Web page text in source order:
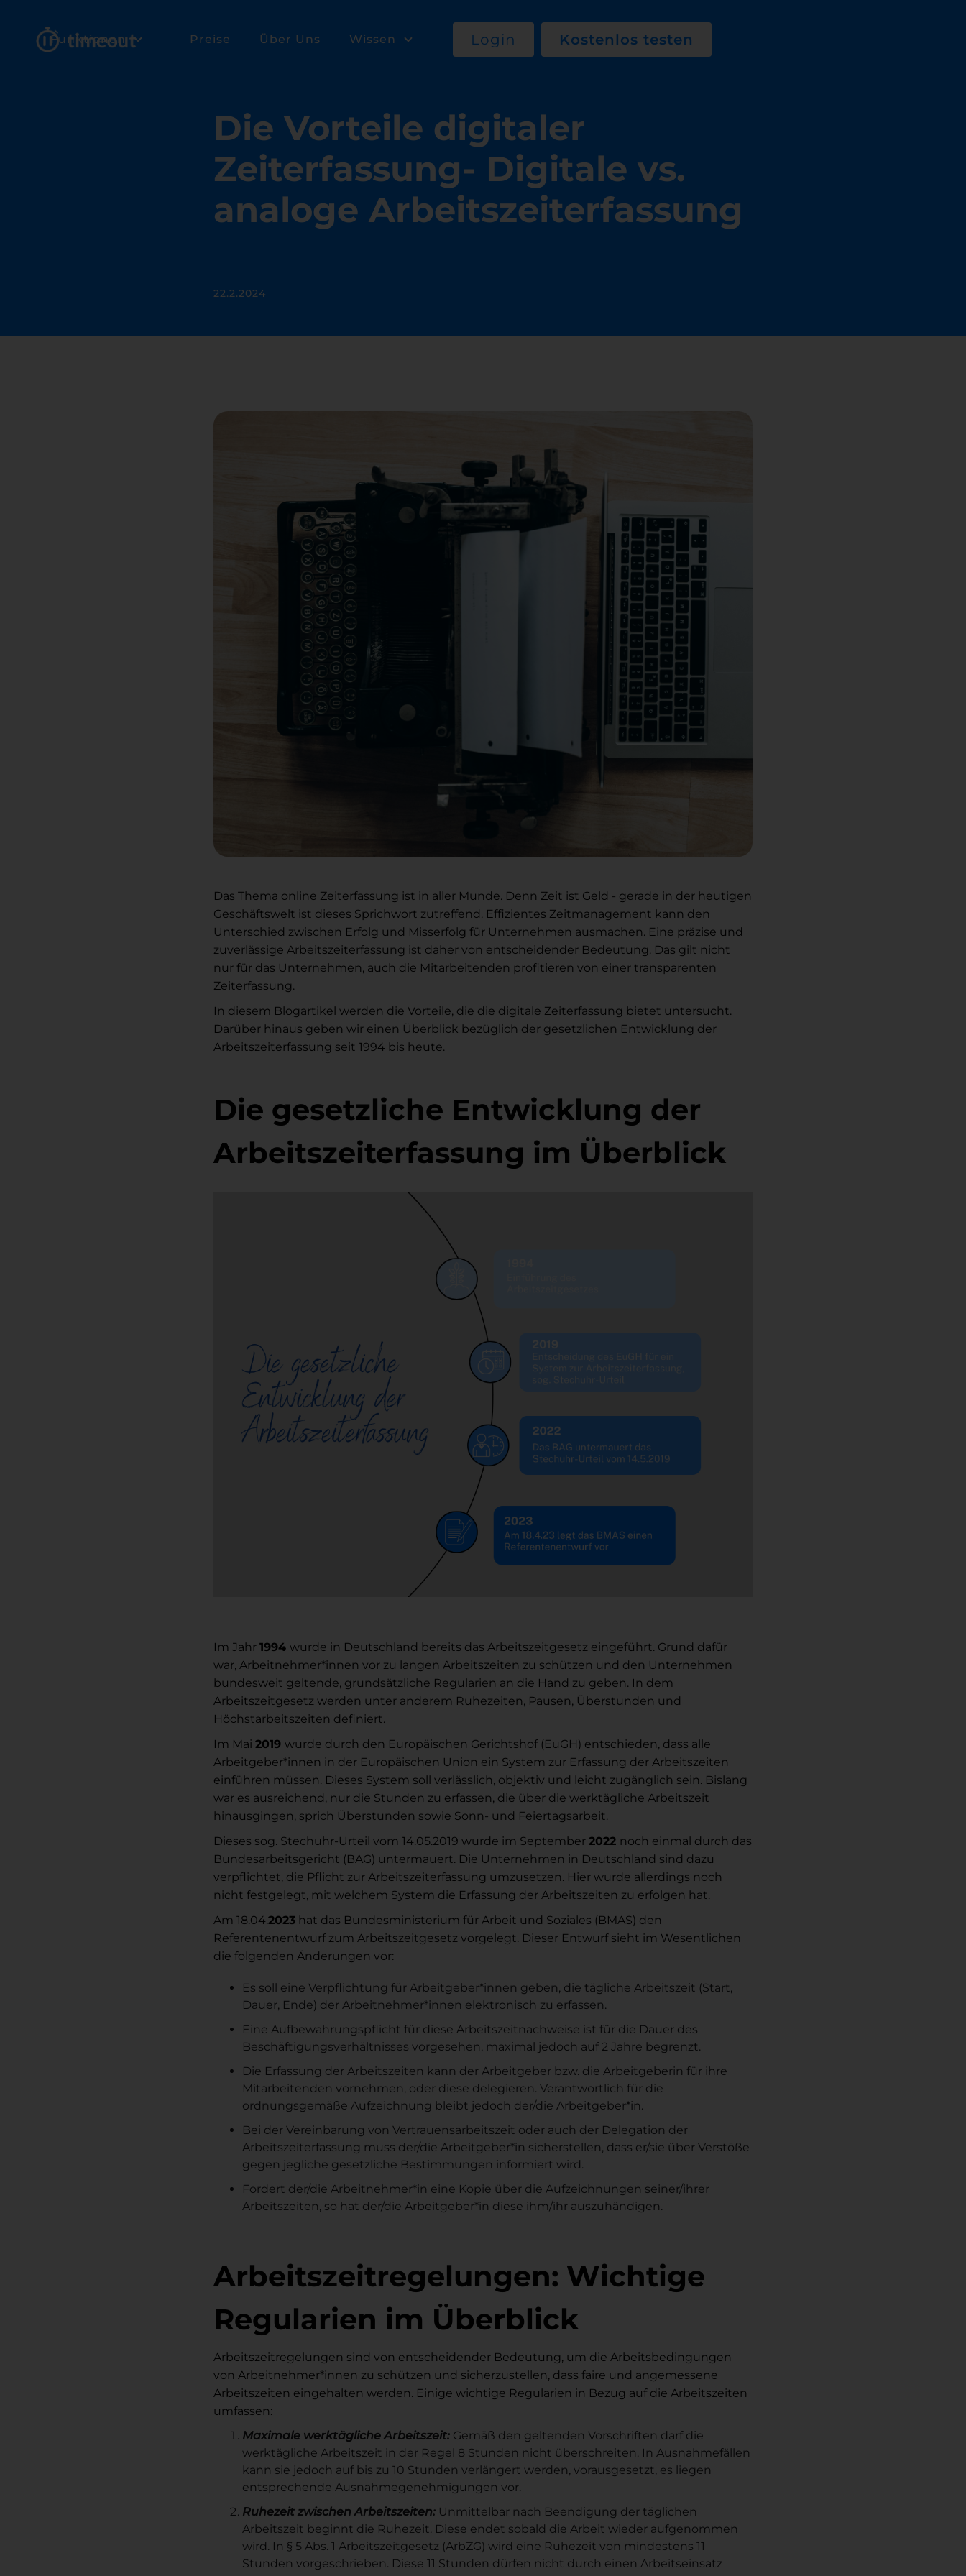
Funktionen Preise Über Uns Wissen Login Kostenlos testen
Die Vorteile digitaler
Zeiterfassung- Digitale vs.
analoge Arbeitszeiterfassung
22.2.2024
Das Thema online Zeiterfassung ist in aller Munde. Denn Zeit ist Geld - gerade in der heutigen
Geschäftswelt ist dieses Sprichwort zutreffend. Effizientes Zeitmanagement kann den
Unterschied zwischen Erfolg und Misserfolg für Unternehmen ausmachen. Eine präzise und
zuverlässige Arbeitszeiterfassung ist daher von entscheidender Bedeutung. Das gilt nicht
nur für das Unternehmen, auch die Mitarbeitenden profitieren von einer transparenten
Zeiterfassung.
In diesem Blogartikel werden die Vorteile, die die digitale Zeiterfassung bietet untersucht.
Darüber hinaus geben wir einen Überblick bezüglich der gesetzlichen Entwicklung der
Arbeitszeiterfassung seit 1994 bis heute.
Die gesetzliche Entwicklung der
Arbeitszeiterfassung im Überblick
Im Jahr 1994 wurde in Deutschland bereits das Arbeitszeitgesetz eingeführt. Grund dafür
war, Arbeitnehmer*innen vor zu langen Arbeitszeiten zu schützen und den Unternehmen
bundesweit geltende, grundsätzliche Regularien an die Hand zu geben. In dem
Arbeitszeitgesetz werden unter anderem Ruhezeiten, Pausen, Überstunden und
Höchstarbeitszeiten definiert.
Im Mai 2019 wurde durch den Europäischen Gerichtshof (EuGH) entschieden, dass alle
Arbeitgeber*innen in der Europäischen Union ein System zur Erfassung der Arbeitszeiten
einführen müssen. Dieses System soll verlässlich, objektiv und leicht zugänglich sein. Bislang
war es ausreichend, nur die Stunden zu erfassen, die über die werktägliche Arbeitszeit
hinausgingen, sprich Überstunden sowie Sonn- und Feiertagsarbeit.
Dieses sog. Stechuhr-Urteil vom 14.05.2019 wurde im September 2022 noch einmal durch das
Bundesarbeitsgericht (BAG) untermauert. Die Unternehmen in Deutschland sind dazu
verpflichtet, die Pflicht zur Arbeitszeiterfassung umzusetzen. Hier wurde allerdings noch
nicht festgelegt, mit welchem System die Erfassung der Arbeitszeiten zu erfolgen hat.
Am 18.04.2023 hat das Bundesministerium für Arbeit und Soziales (BMAS) den
Referentenentwurf zum Arbeitszeitgesetz vorgelegt. Dieser Entwurf sieht im Wesentlichen
die folgenden Änderungen vor:
Es soll eine Verpflichtung für Arbeitgeber*innen geben, die tägliche Arbeitszeit (Start,
Dauer, Ende) der Arbeitnehmer*innen elektronisch zu erfassen.
Eine Aufbewahrungspflicht für diese Arbeitszeitnachweise ist für die Dauer des
Beschäftigungsverhältnisses vorgesehen, maximal jedoch auf 2 Jahre begrenzt.
Die Erfassung der Arbeitszeiten kann der Arbeitgeber bzw. die Arbeitgeberin für ihre
Mitarbeitenden vornehmen, oder diese delegieren. Verantwortlich für die
ordnungsgemäße Aufzeichnung bleibt jedoch der/die Arbeitgeber*in.
Bei der Vereinbarung von Vertrauensarbeitszeit oder auch der Delegation der
Arbeitszeiterfassung muss der/die Arbeitgeber*in sicherstellen, dass er/sie über Verstöße
gegen jegliche gesetzliche Bestimmungen informiert wird.
Fordert der/die Arbeitnehmer*in eine Kopie über die Aufzeichnungen seiner/ihrer
Arbeitszeiten, so hat der/die Arbeitgeber*in diese ihm/ihr auszuhändigen.
Arbeitszeitregelungen: Wichtige
Regularien im Überblick
Arbeitszeitregelungen sind von entscheidender Bedeutung, um die Arbeitsbedingungen
von Arbeitnehmer*innen zu schützen und sicherzustellen, dass faire und angemessene
Arbeitszeiten eingehalten werden. Einige wichtige Regularien in Bezug auf die Arbeitszeiten
umfassen:
Maximale werktägliche Arbeitszeit: Gemäß den geltenden Vorschriften darf die
werktägliche Arbeitszeit in der Regel 8 Stunden nicht überschreiten. In Ausnahmefällen
kann sie jedoch auf bis zu 10 Stunden verlängert werden, vorausgesetzt, es liegen
entsprechende Ausnahmegenehmigungen vor.
Ruhezeit zwischen Arbeitszeiten: Unmittelbar nach Beendigung der täglichen
Arbeitszeit beginnt die Ruhezeit. Diese endet sobald die Arbeit wieder aufgenommen
wird. In § 5 Abs. 1 Arbeitszeitgesetz (ArbZG) wird eine Ruhezeit von mindestens 11
Stunden vorgeschrieben. Diese 11 Stunden dürfen nicht durch einen Arbeitseinsatz